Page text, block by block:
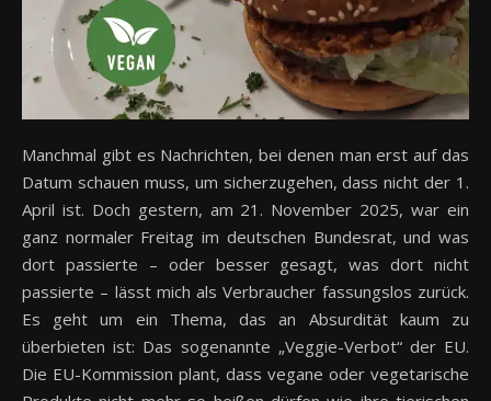
Manchmal gibt es Nachrichten, bei denen man erst auf das
Datum schauen muss, um sicherzugehen, dass nicht der 1.
April ist. Doch gestern, am 21. November 2025, war ein
ganz normaler Freitag im deutschen Bundesrat, und was
dort passierte – oder besser gesagt, was dort nicht
passierte – lässt mich als Verbraucher fassungslos zurück.
Es geht um ein Thema, das an Absurdität kaum zu
überbieten ist: Das sogenannte „Veggie-Verbot“ der EU.
Die EU-Kommission plant, dass vegane oder vegetarische